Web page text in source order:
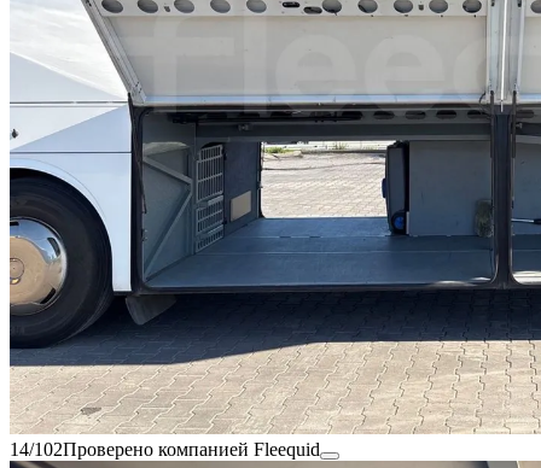
14/102Проверено компанией Fleequid